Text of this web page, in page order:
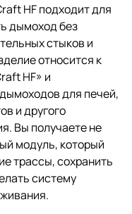
HF подходит для
дымоход без
стыков и
относится к
HF» и
для печей,
и другого
Вы получаете не
модуль, который
трассы, сохранить
систему